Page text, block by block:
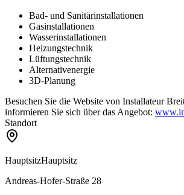
Bad- und Sanitärinstallationen
Gasinstallationen
Wasserinstallationen
Heizungstechnik
Lüftungstechnik
Alternativenergie
3D-Planung
Besuchen Sie die Website von Installateur
informieren Sie sich über das Angebot:
Standort
HauptsitzHauptsitz
Andreas-Hofer-Straße 28